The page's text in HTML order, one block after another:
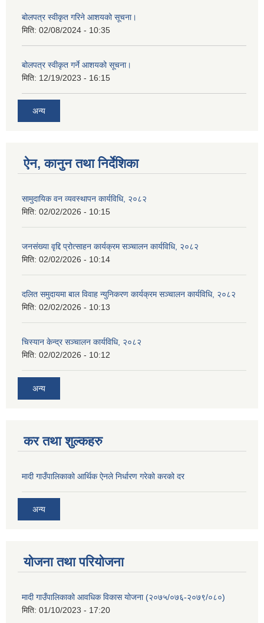
बोलपत्र स्वीकृत गरिने आशयको सूचना।
मिति: 02/08/2024 - 10:35
बोलपत्र स्वीकृत गर्ने आशयको सूचना।
मिति: 12/19/2023 - 16:15
अन्य
ऐन, कानुन तथा निर्देशिका
सामुदायिक वन व्यवस्थापन कार्यविधि, २०८२
मिति: 02/02/2026 - 10:15
जनसंख्या वृद्दि प्रोत्साहन कार्यक्रम सञ्‍चालन कार्यविधि, २०८२
मिति: 02/02/2026 - 10:14
दलित समुदायमा बाल विवाह न्युनिकरण कार्यक्रम सञ्‍चालन कार्यविधि, २०८२
मिति: 02/02/2026 - 10:13
चिस्यान केन्द्र सञ्‍चालन कार्यविधि, २०८२
मिति: 02/02/2026 - 10:12
अन्य
कर तथा शुल्कहरु
मादी गाउँपालिकाको आर्थिक ऐनले निर्धारण गरेको करको दर
अन्य
योजना तथा परियोजना
मादी गाउँपालिकाको आवधिक विकास योजना (२०७५/०७६-२०७९/०८०)
मिति: 01/10/2023 - 17:20